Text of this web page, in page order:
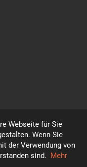
Webseite für Sie
Wenn Sie
der Verwendung von
sind. Mehr
+PRAXIS